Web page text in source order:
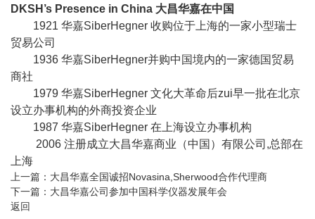
DKSH’s Presence in China 大昌华嘉在中国
1921 华嘉SiberHegner 收购位于上海的一家小型瑞士
贸易公司
1936 华嘉SiberHegner并购中国境内的一家德国贸易
商社
1979 华嘉SiberHegner 文化大革命后zui早一批在北京
设立办事机构的外商投资企业
1987 华嘉SiberHegner 在上海设立办事机构
2006 注册成立大昌华嘉商业（中国）有限公司,总部在
上海
上一篇： 大昌华嘉全国诚招Novasina,Sherwood合作代理商
下一篇： 大昌华嘉公司参加中国科学仪器发展年会
返回